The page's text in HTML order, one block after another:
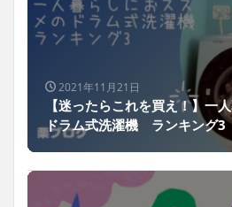
2021年11月21日
【迷ったらこれを買え！】一
ドラム式洗濯機 ランキング3